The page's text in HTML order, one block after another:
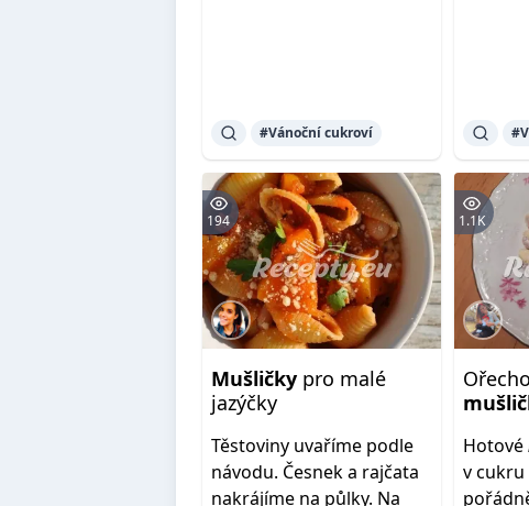
#Vánoční cukroví
194
Mušličky pro malé
jazýčky
Těstoviny uvaříme podle
návodu. Česnek a rajčata
nakrájíme na půlky. Na
1.1K
Hotové
v cukru